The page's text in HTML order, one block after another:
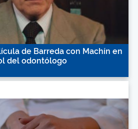
de Barreda con Machín en
del odontólogo